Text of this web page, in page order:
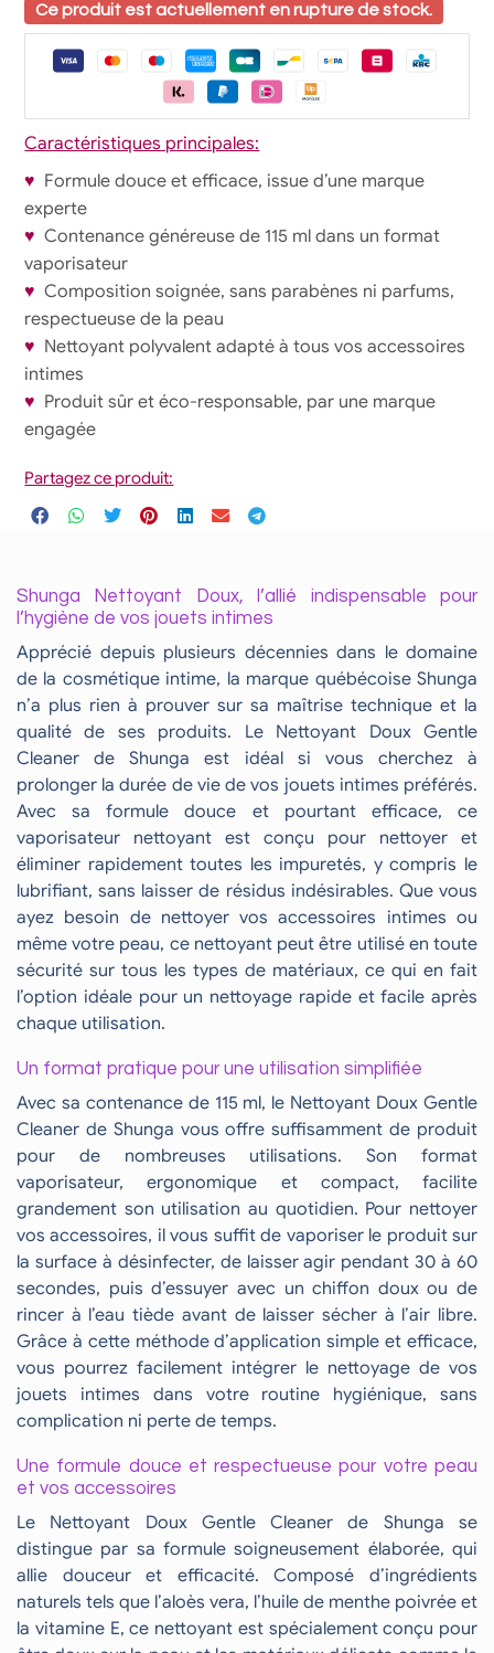
Ce produit est actuellement en rupture de stock.
Caractéristiques principales:
♥ Formule douce et efficace, issue d’une marque
experte
♥ Contenance généreuse de 115 ml dans un format
vaporisateur
♥ Composition soignée, sans parabènes ni parfums,
respectueuse de la peau
♥ Nettoyant polyvalent adapté à tous vos accessoires
intimes
♥ Produit sûr et éco-responsable, par une marque
engagée
Partagez ce produit:
Shunga Nettoyant Doux, l’allié indispensable pour
l’hygiène de vos jouets intimes
Apprécié depuis plusieurs décennies dans le domaine
de la cosmétique intime, la marque québécoise Shunga
n’a plus rien à prouver sur sa maîtrise technique et la
qualité de ses produits. Le Nettoyant Doux Gentle
Cleaner de Shunga est idéal si vous cherchez à
prolonger la durée de vie de vos jouets intimes préférés.
Avec sa formule douce et pourtant efficace, ce
vaporisateur nettoyant est conçu pour nettoyer et
éliminer rapidement toutes les impuretés, y compris le
lubrifiant, sans laisser de résidus indésirables. Que vous
ayez besoin de nettoyer vos accessoires intimes ou
même votre peau, ce nettoyant peut être utilisé en toute
sécurité sur tous les types de matériaux, ce qui en fait
l’option idéale pour un nettoyage rapide et facile après
chaque utilisation.
Un format pratique pour une utilisation simplifiée
Avec sa contenance de 115 ml, le Nettoyant Doux Gentle
Cleaner de Shunga vous offre suffisamment de produit
pour de nombreuses utilisations. Son format
vaporisateur, ergonomique et compact, facilite
grandement son utilisation au quotidien. Pour nettoyer
vos accessoires, il vous suffit de vaporiser le produit sur
la surface à désinfecter, de laisser agir pendant 30 à 60
secondes, puis d’essuyer avec un chiffon doux ou de
rincer à l’eau tiède avant de laisser sécher à l’air libre.
Grâce à cette méthode d’application simple et efficace,
vous pourrez facilement intégrer le nettoyage de vos
jouets intimes dans votre routine hygiénique, sans
complication ni perte de temps.
Une formule douce et respectueuse pour votre peau
et vos accessoires
Le Nettoyant Doux Gentle Cleaner de Shunga se
distingue par sa formule soigneusement élaborée, qui
allie douceur et efficacité. Composé d’ingrédients
naturels tels que l’aloès vera, l’huile de menthe poivrée et
la vitamine E, ce nettoyant est spécialement conçu pour